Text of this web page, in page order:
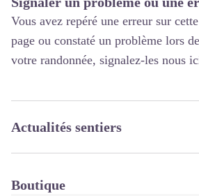
Vous avez repéré une erreur sur cette
page ou constaté un problème lors de
votre randonnée, signalez-les nous
Actualités sentiers
Boutique